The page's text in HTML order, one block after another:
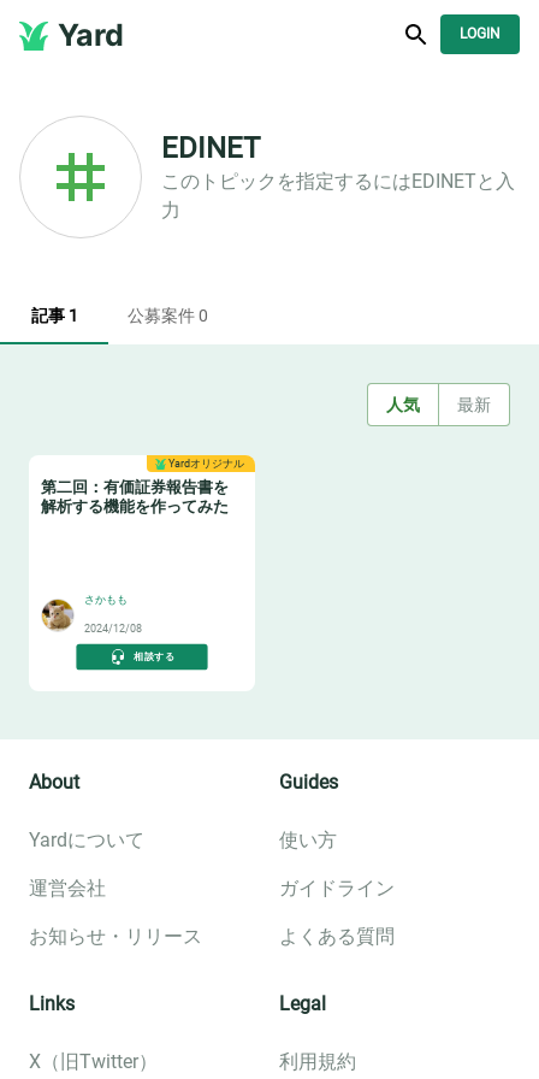
Yard LOGIN
EDINET
このトピックを指定するにはEDINETと入
力
記事 1 公募案件 0
人気 最新
Yardオリジナル
第二回：有価証券報告書を
解析する機能を作ってみた
さかもも
2024/12/08
相談する
About
Yardについて
運営会社
お知らせ・リリース
Guides
使い方
ガイドライン
よくある質問
Links
X（旧Twitter）
Legal
利用規約